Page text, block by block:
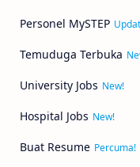
Personel MySTEP
Temuduga Terbuka
University Jobs
Hospital Jobs
Buat Resume